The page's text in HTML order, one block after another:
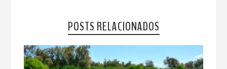
POSTS RELACIONADOS